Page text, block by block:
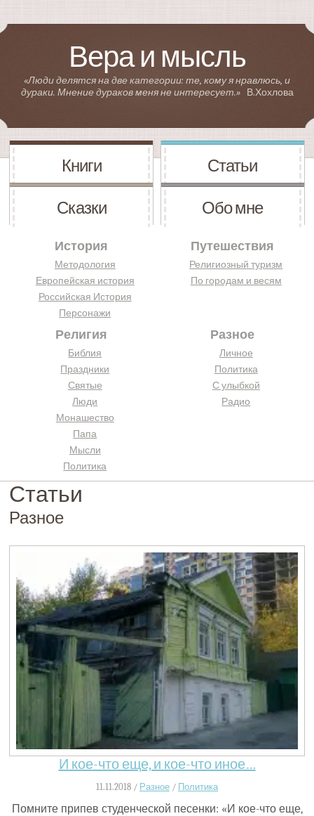
Вера и мысль
«Люди делятся на две категории: те, кому я нравлюсь, и
дураки. Мнение дураков меня не интересует.»
В.Хохлова
Книги Статьи
Сказки Обо мне
История
Методология
Европейская история
Российская История
Персонажи
Путешествия
Религиозный туризм
По городам и весям
Религия
Библия
Праздники
Святые
Люди
Монашество
Папа
Мысли
Политика
Разное
Личное
Политика
С улыбкой
Радио
Статьи
Разное
И кое-что еще, и кое-что иное…
11.11.2018 / Разное / Политика
Помните припев студенческой песенки: «И кое-что еще,